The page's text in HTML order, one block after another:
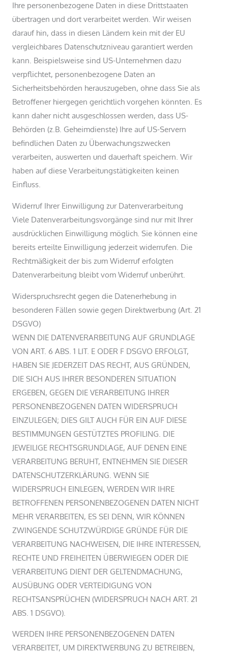
Ihre personenbezogene Daten in diese Drittstaaten
übertragen und dort verarbeitet werden. Wir weisen
darauf hin, dass in diesen Ländern kein mit der EU
vergleichbares Datenschutzniveau garantiert werden
kann. Beispielsweise sind US-Unternehmen dazu
verpflichtet, personenbezogene Daten an
Sicherheitsbehörden herauszugeben, ohne dass Sie als
Betroffener hiergegen gerichtlich vorgehen könnten. Es
kann daher nicht ausgeschlossen werden, dass US-
Behörden (z.B. Geheimdienste) Ihre auf US-Servern
befindlichen Daten zu Überwachungszwecken
verarbeiten, auswerten und dauerhaft speichern. Wir
haben auf diese Verarbeitungstätigkeiten keinen
Einfluss.
Widerruf Ihrer Einwilligung zur Datenverarbeitung
Viele Datenverarbeitungsvorgänge sind nur mit Ihrer
ausdrücklichen Einwilligung möglich. Sie können eine
bereits erteilte Einwilligung jederzeit widerrufen. Die
Rechtmäßigkeit der bis zum Widerruf erfolgten
Datenverarbeitung bleibt vom Widerruf unberührt.
Widerspruchsrecht gegen die Datenerhebung in
besonderen Fällen sowie gegen Direktwerbung (Art. 21
DSGVO)
WENN DIE DATENVERARBEITUNG AUF GRUNDLAGE
VON ART. 6 ABS. 1 LIT. E ODER F DSGVO ERFOLGT,
HABEN SIE JEDERZEIT DAS RECHT, AUS GRÜNDEN,
DIE SICH AUS IHRER BESONDEREN SITUATION
ERGEBEN, GEGEN DIE VERARBEITUNG IHRER
PERSONENBEZOGENEN DATEN WIDERSPRUCH
EINZULEGEN; DIES GILT AUCH FÜR EIN AUF DIESE
BESTIMMUNGEN GESTÜTZTES PROFILING. DIE
JEWEILIGE RECHTSGRUNDLAGE, AUF DENEN EINE
VERARBEITUNG BERUHT, ENTNEHMEN SIE DIESER
DATENSCHUTZERKLÄRUNG. WENN SIE
WIDERSPRUCH EINLEGEN, WERDEN WIR IHRE
BETROFFENEN PERSONENBEZOGENEN DATEN NICHT
MEHR VERARBEITEN, ES SEI DENN, WIR KÖNNEN
ZWINGENDE SCHUTZWÜRDIGE GRÜNDE FÜR DIE
VERARBEITUNG NACHWEISEN, DIE IHRE INTERESSEN,
RECHTE UND FREIHEITEN ÜBERWIEGEN ODER DIE
VERARBEITUNG DIENT DER GELTENDMACHUNG,
AUSÜBUNG ODER VERTEIDIGUNG VON
RECHTSANSPRÜCHEN (WIDERSPRUCH NACH ART. 21
ABS. 1 DSGVO).
WERDEN IHRE PERSONENBEZOGENEN DATEN
VERARBEITET, UM DIREKTWERBUNG ZU BETREIBEN,